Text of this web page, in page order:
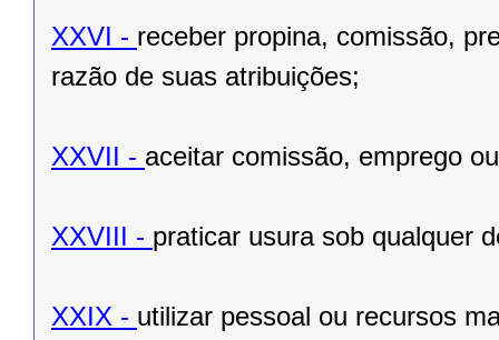
XXVI - receber propina, comissão,
razão de suas atribuições;
XXVII - aceitar comissão, emprego
XXVIII - praticar usura sob qualquer
XXIX - utilizar pessoal ou recursos